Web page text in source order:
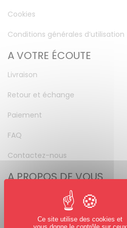
Cookies
Conditions générales d’utilisation
A VOTRE ÉCOUTE
Livraison
Retour et échange
Paiement
FAQ
Contactez-nous
A PROPOS DE VOUS
Mot de passe perdu
Ce site utilise des cookies et